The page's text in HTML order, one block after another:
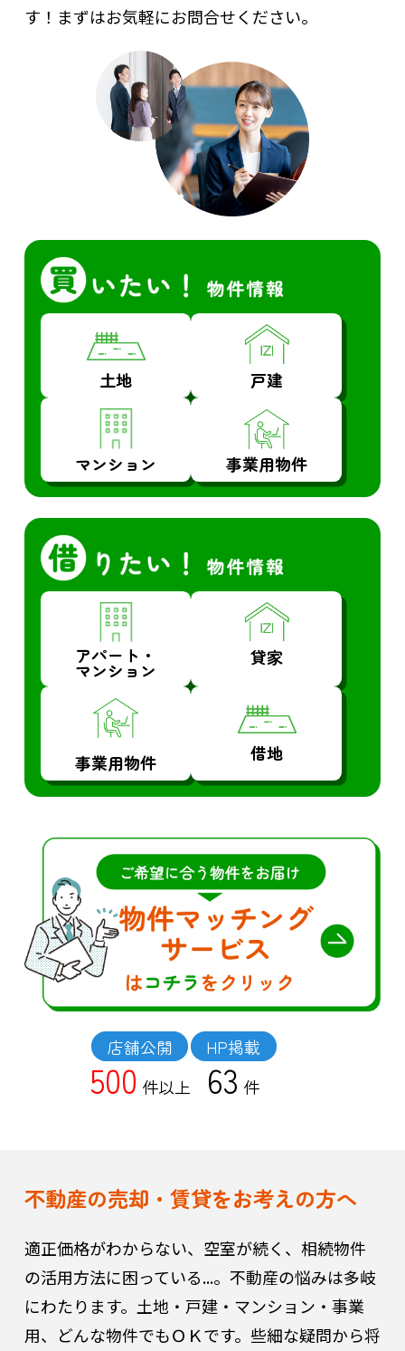
す！まずはお気軽にお問合せください。
土地 戸建
マンション 事業用物件
アパート・
マンション
貸家
事業用物件 借地
店舗公開
500 件以上
HP掲載
63 件
不動産の売却・賃貸をお考えの方へ
適正価格がわからない、空室が続く、相続物件
の活用方法に困っている...。 不動産の悩みは多岐
にわたります。土地・戸建・マンション・事業
用、どんな物件でもＯＫです。些細な疑問から将